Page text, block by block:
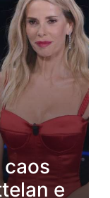
caos
e